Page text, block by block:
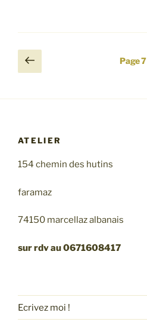
terre,
poterie
Pagination
des
Page
précédente
Page7
ATELIER
154 chemin des hutins
faramaz
74150 marcellaz albanais
sur rdv au 0671608417
Ecrivez moi !